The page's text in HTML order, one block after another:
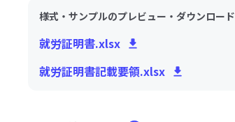
様式・サンプルのプレビュー・ダウンロード
就労証明書.xlsx
就労証明書記載要領.xlsx